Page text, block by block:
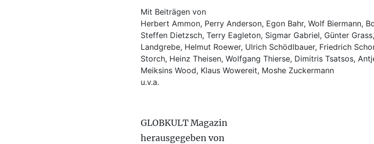
Mit Beiträgen von
Herbert Ammon, Perry Anderson, Egon Bahr, Wolf Biermann,
Steffen Dietzsch, Terry Eagleton, Sigmar Gabriel, Günter
Landgrebe, Helmut Roewer, Ulrich Schödlbauer, Friedrich
Storch, Heinz Theisen, Wolfgang Thierse, Dimitris Tsatsos,
Meiksins Wood, Klaus Wowereit, Moshe Zuckermann
u.v.a.
GLOBKULT Magazin
herausgegeben von